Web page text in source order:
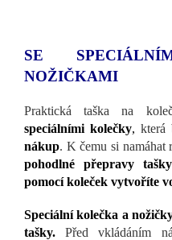
SE
NOŽIČKAMI
Praktická taška na
speciálními kolečky, která
nákup. K čemu si namáhat
pohodlné přepravy tašky
pomocí koleček vytvoříte
Speciální kolečka a
tašky. Před vkládáním